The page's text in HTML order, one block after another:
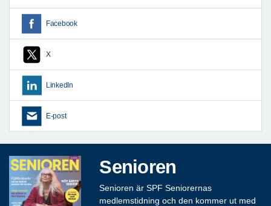
Facebook
X
LinkedIn
E-post
Senioren
Senioren är SPF Seniorernas
medlemstidning och den kommer ut med